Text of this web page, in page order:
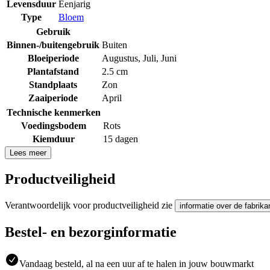
Levensduur Eenjarig
Type
Bloem
Gebruik
Binnen-/buitengebruik Buiten
Bloeiperiode
Augustus, Juli, Juni
Plantafstand
2.5 cm
Standplaats
Zon
Zaaiperiode
April
Technische kenmerken
Voedingsbodem
Rots
Kiemduur
15 dagen
Lees meer
Productveiligheid
Verantwoordelijk voor productveiligheid zie informatie over de
Bestel- en bezorginformatie
Vandaag besteld, al na een uur af te halen in jouw bouwmarkt